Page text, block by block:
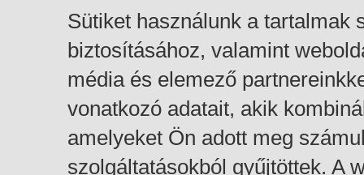
Sütiket használunk a tartalmak
biztosításához, valamint
média és elemező
vonatkozó adatait, akik
amelyeket Ön adott meg
szolgáltatásokból gyűjtöttek. A